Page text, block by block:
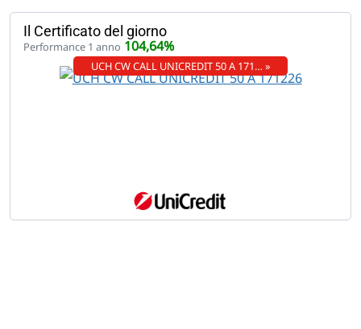
Il Certificato del giorno
Performance 1 anno 104,64%
UCH CW CALL UNICREDIT 50 A 171… »